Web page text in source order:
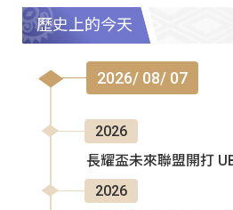
歷史上的今天
2026/ 08/ 07
2026
長耀盃未來聯盟開打
2026